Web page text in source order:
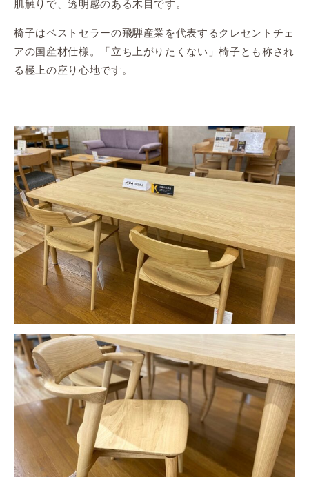
肌触りで、透明感のある木目です。
椅子はベストセラーの飛騨産業を代表するクレセントチェ
アの国産材仕様。「立ち上がりたくない」椅子とも称され
る極上の座り心地です。